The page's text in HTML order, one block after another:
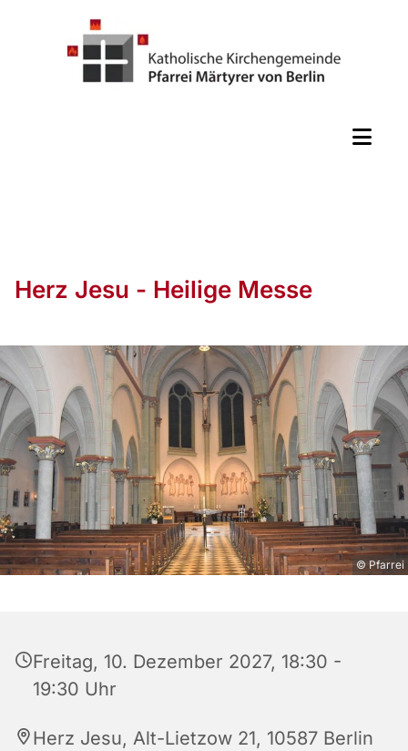
Herz Jesu - Heilige Messe
© Pfarrei
Freitag, 10. Dezember 2027, 18:30 -
19:30 Uhr
Herz Jesu, Alt-Lietzow 21, 10587 Berlin